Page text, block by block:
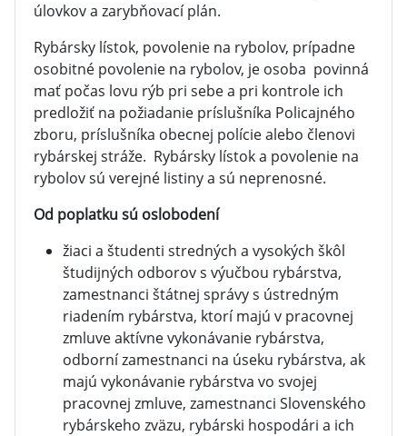
úlovkov a zarybňovací plán.
Rybársky lístok, povolenie na rybolov, prípadne
osobitné povolenie na rybolov, je osoba povinná
mať počas lovu rýb pri sebe a pri kontrole ich
predložiť na požiadanie príslušníka Policajného
zboru, príslušníka obecnej polície alebo členovi
rybárskej stráže. Rybársky lístok a povolenie na
rybolov sú verejné listiny a sú neprenosné.
Od poplatku sú oslobodení
žiaci a študenti stredných a vysokých škôl
študijných odborov s výučbou rybárstva,
zamestnanci štátnej správy s ústredným
riadením rybárstva, ktorí majú v pracovnej
zmluve aktívne vykonávanie rybárstva,
odborní zamestnanci na úseku rybárstva, ak
majú vykonávanie rybárstva vo svojej
pracovnej zmluve, zamestnanci Slovenského
rybárskeho zväzu, rybárski hospodári a ich